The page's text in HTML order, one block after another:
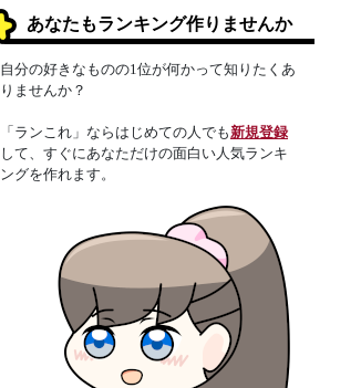
あなたもランキング作りませんか
自分の好きなものの1位が何かって知りたくあ
りませんか？
「ランこれ」ならはじめての人でも新規登録
して、すぐにあなただけの面白い人気ランキ
ングを作れます。